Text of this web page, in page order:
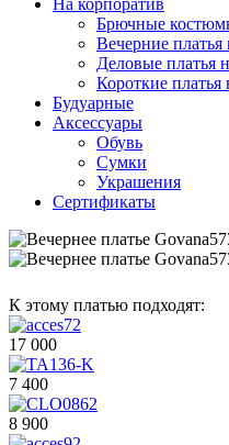
На корпоратив
Брючные
Вечерние платья
Деловые платья
Короткие платья
Будуарные
Аксессуары
Обувь
Сумки
Украшения
Сертификаты
К этому платью подходят:
17 000
7 400
8 900